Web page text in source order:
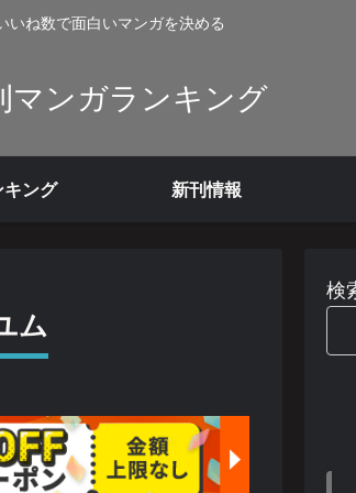
いね数で面白いマンガを決める
マンガランキング
キング 新刊情報
ム
検